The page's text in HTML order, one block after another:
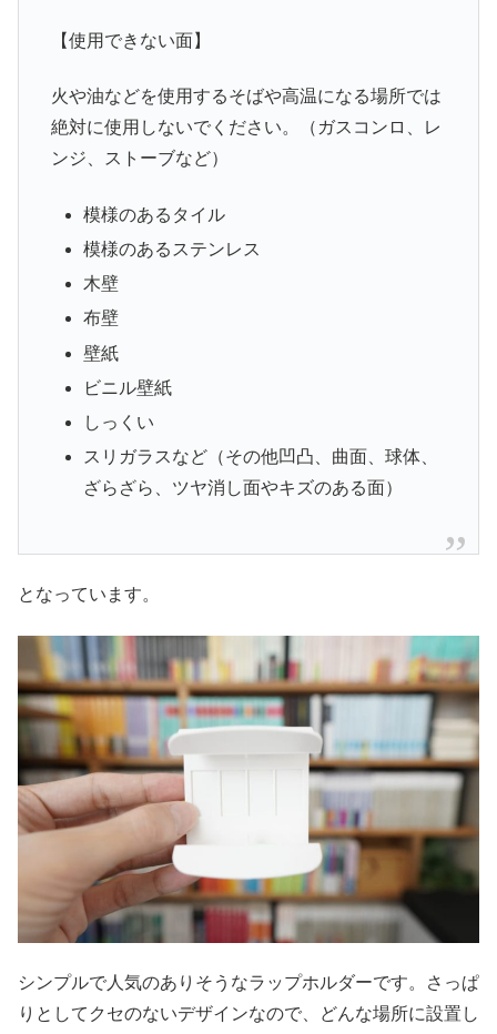
【使用できない面】
火や油などを使用するそばや高温になる場所では
絶対に使用しないでください。（ガスコンロ、レ
ンジ、ストーブなど）
模様のあるタイル
模様のあるステンレス
木壁
布壁
壁紙
ビニル壁紙
しっくい
スリガラスなど（その他凹凸、曲面、球体、
ざらざら、ツヤ消し面やキズのある面）
となっています。
シンプルで人気のありそうなラップホルダーです。さっぱ
りとしてクセのないデザインなので、どんな場所に設置し